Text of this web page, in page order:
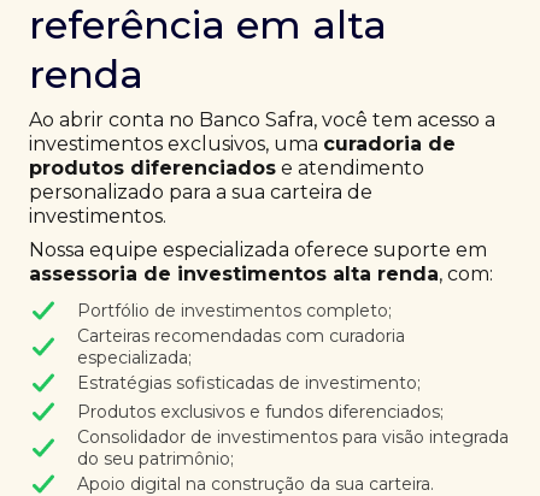
referência em alta
renda
Ao abrir conta no Banco Safra, você tem acesso a
investimentos exclusivos, uma curadoria de
produtos diferenciados e atendimento
personalizado para a sua carteira de
investimentos.
Nossa equipe especializada oferece suporte em
assessoria de investimentos alta renda, com:
Portfólio de investimentos completo;
Carteiras recomendadas com curadoria
especializada;
Estratégias sofisticadas de investimento;
Produtos exclusivos e fundos diferenciados;
Consolidador de investimentos para visão integrada
do seu patrimônio;
Apoio digital na construção da sua carteira.